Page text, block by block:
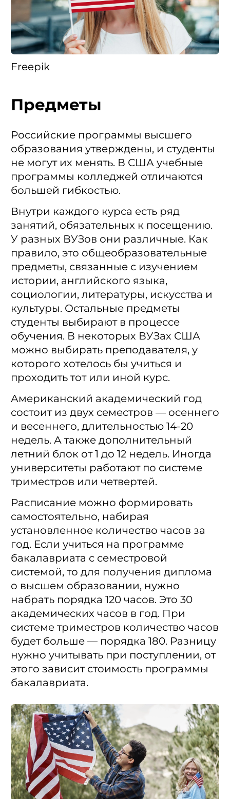
Freepik
Предметы
Российские программы высшего
образования утверждены, и студенты
не могут их менять. В США учебные
программы колледжей отличаются
большей гибкостью.
Внутри каждого курса есть ряд
занятий, обязательных к посещению.
У разных ВУЗов они различные. Как
правило, это общеобразовательные
предметы, связанные с изучением
истории, английского языка,
социологии, литературы, искусства и
культуры. Остальные предметы
студенты выбирают в процессе
обучения. В некоторых ВУЗах США
можно выбирать преподавателя, у
которого хотелось бы учиться и
проходить тот или иной курс.
Американский академический год
состоит из двух семестров — осеннего
и весеннего, длительностью 14-20
недель. А также дополнительный
летний блок от 1 до 12 недель. Иногда
университеты работают по системе
триместров или четвертей.
Расписание можно формировать
самостоятельно, набирая
установленное количество часов за
год. Если учиться на программе
бакалавриата с семестровой
системой, то для получения диплома
о высшем образовании, нужно
набрать порядка 120 часов. Это 30
академических часов в год. При
системе триместров количество часов
будет больше — порядка 180. Разницу
нужно учитывать при поступлении, от
этого зависит стоимость программы
бакалавриата.